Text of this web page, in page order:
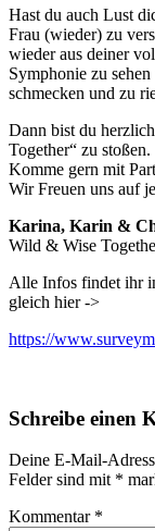
Hast du auch Lust
Frau (wieder) zu
wieder aus deiner
Symphonie zu
schmecken und zu
Dann bist du
Together“ zu stoßen.
Komme gern mit
Wir Freuen uns auf
Karina, Karin &
Wild & Wise
Alle Infos findet ihr
gleich hier ->
https://
Schreibe einen
Deine E-Mail-
Felder sind mit *
Kommentar *